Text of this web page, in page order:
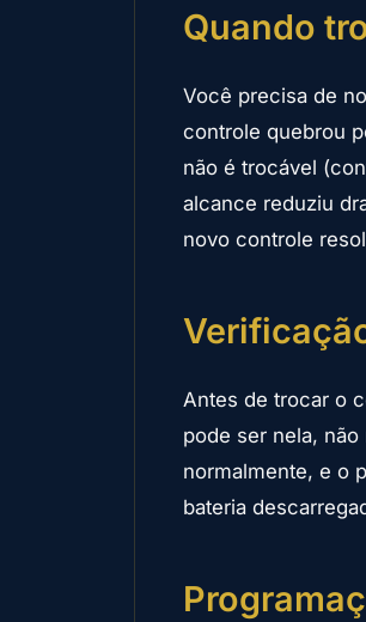
Quando
Você precisa de
controle quebrou
não é trocável
alcance reduziu
novo controle
Antes de trocar o
pode ser nela,
normalmente, e o
bateria